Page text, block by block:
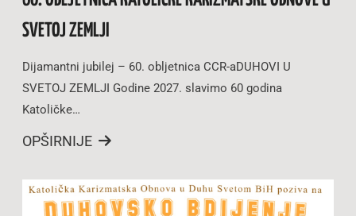
SVETOJ ZEMLJI
Dijamantni jubilej – 60. obljetnica CCR-aDUHOVI U
SVETOJ ZEMLJI Godine 2027. slavimo 60 godina
Katoličke…
OPŠIRNIJE